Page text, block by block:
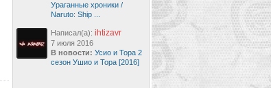
Ураганные хроники /
Naruto: Ship ...
Написал(а): ihtizavr
7 июля 2016
В новости: Усио и Тора 2
сезон Ушио и Тора [2016]